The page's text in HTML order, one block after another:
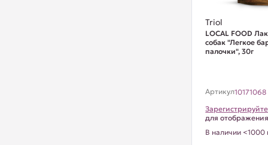
Triol
LOCAL FOOD
собак "Легкое
палочки", 30г
Артикул10171068
для
В наличии <1000